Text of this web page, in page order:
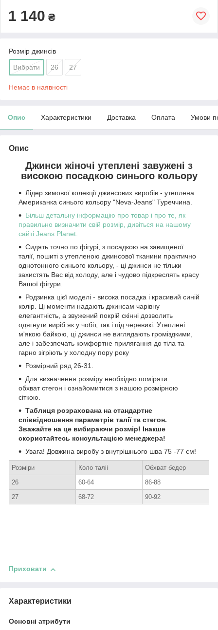
1 140 ₴
Розмір джинсів
Вибрати 26 27
Немає в наявності
Опис Характеристики Доставка Оплата Умови
Опис
Джинси жіночі утеплені завужені з
високою посадкою синього кольору
Лідер зимової колекції джинсових виробів - утеплена
Американка синього кольору "Neva-Jeans" Туреччина.
Більш детальну інформацію про товар і про те, як
правильно визначити свій розмір, дивіться на нашому
сайті Jeans Planet.
Сидять точно по фігурі, з посадкою на завищеної
талії, пошиті з утепленою джинсової тканини практично
однотонного синього кольору, - ці джинси не тільки
захистять Вас від холоду, але і чудово підкреслять красу
Вашої фігури.
Родзинка цієї моделі - висока посадка і красивий синій
колір. Ці моменти надають джинсам чарівну
елегантність, а звужений покрій скінні дозволить
одягнути виріб як у чобіт, так і під черевикі. Утеплені
м'якою байкою, ці джинси не виглядають громіздкими,
але і забезпечать комфортне прилягання до тіла та
гарно зігріють у холодну пору року
Розмірний ряд 26-31.
Для визначення розміру необхідно поміряти
обхват стегон і ознайомитися з нашою розмірною
сіткою.
Таблиця розрахована на стандартне
співвідношення параметрів талії та стегон.
Зважайте на це вибираючи розмір! Інакше
скористайтесь консультацією менеджера!
Увага! Довжина виробу з внутрішнього шва 75 -77 см!
Розміри Коло таліі
Обхват бедер
26
60-64
86-88
27
68-72 90-92
Приховати
Характеристики
Основні атрибути